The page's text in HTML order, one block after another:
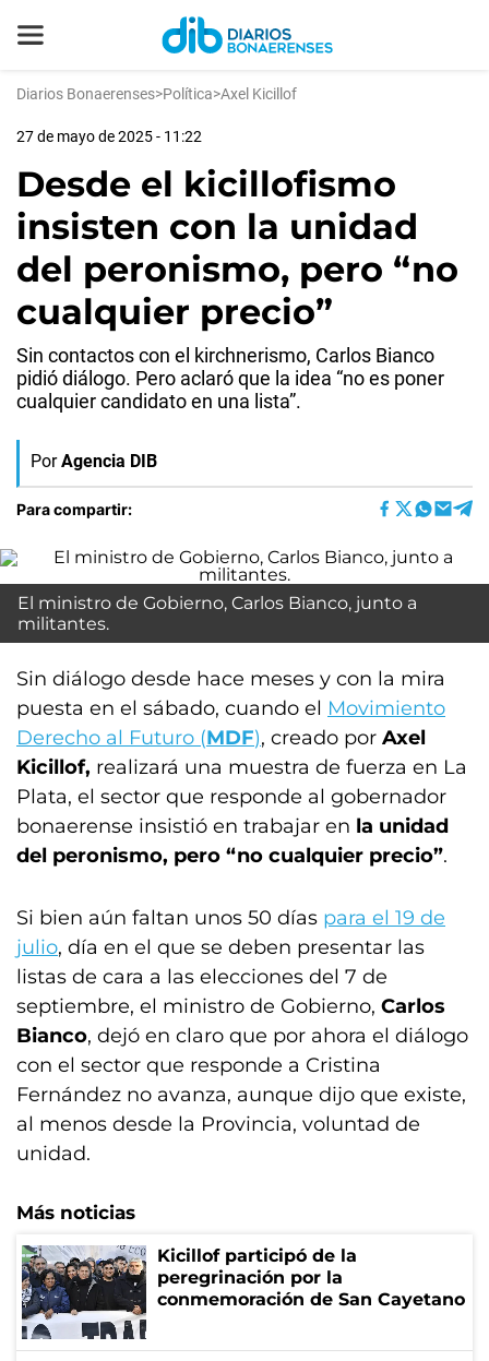
Diarios Bonaerenses>Política>Axel Kicillof
27 de mayo de 2025 - 11:22
Desde el kicillofismo
insisten con la unidad
del peronismo, pero “no
cualquier precio”
Sin contactos con el kirchnerismo, Carlos Bianco
pidió diálogo. Pero aclaró que la idea “no es poner
cualquier candidato en una lista”.
Por Agencia DIB
Para compartir:
El ministro de Gobierno, Carlos Bianco, junto a
militantes.
Sin diálogo desde hace meses y con la mira
puesta en el sábado, cuando el Movimiento
Derecho al Futuro (MDF), creado por Axel
Kicillof, realizará una muestra de fuerza en La
Plata, el sector que responde al gobernador
bonaerense insistió en trabajar en la unidad
del peronismo, pero “no cualquier precio”.
Si bien aún faltan unos 50 días para el 19 de
julio, día en el que se deben presentar las
listas de cara a las elecciones del 7 de
septiembre, el ministro de Gobierno, Carlos
Bianco, dejó en claro que por ahora el diálogo
con el sector que responde a Cristina
Fernández no avanza, aunque dijo que existe,
al menos desde la Provincia, voluntad de
unidad.
Más noticias
Kicillof participó de la
peregrinación por la
conmemoración de San Cayetano